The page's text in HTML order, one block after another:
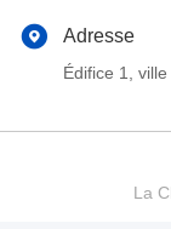
Adresse
Édifice 1,
La